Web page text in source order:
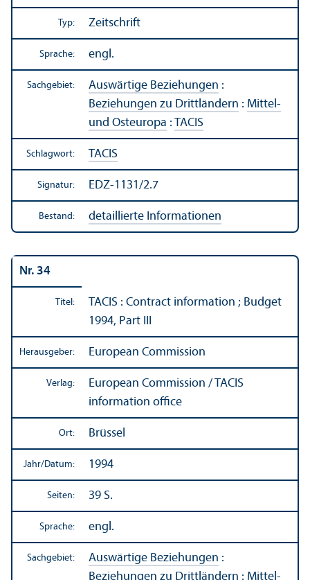
Typ: Zeitschrift
Sprache: engl.
Sachgebiet: Auswärtige Beziehungen :
Beziehungen zu Drittländern : Mittel-
und Osteuropa : TACIS
Schlagwort: TACIS
Signatur: EDZ-1131/2.7
Bestand: detaillierte Informationen
Nr. 34
Titel:
TACIS : Contract information ; Budget
1994, Part III
Herausgeber: European Commission
Verlag:
European Commission / TACIS
information office
Ort: Brüssel
Jahr/Datum: 1994
Seiten: 39 S.
Sprache: engl.
Sachgebiet: Auswärtige Beziehungen :
Beziehungen zu Drittländern : Mittel-